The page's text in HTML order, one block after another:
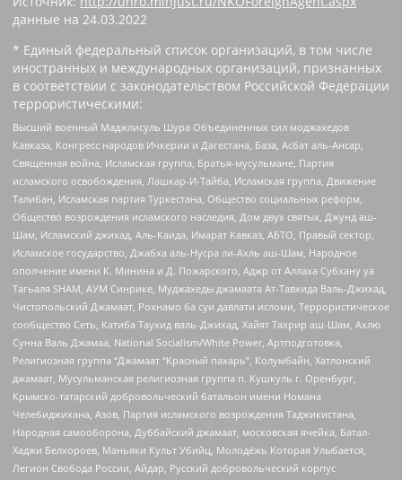
данные на 24.03.2022
* Единый федеральный список организаций, в том числе
иностранных и международных организаций, признанных
в соответствии с законодательством Российской Федерации
террористическими:
Высший военный Маджлисуль Шура Объединенных сил моджахедов
Кавказа, Конгресс народов Ичкерии и Дагестана, База, Асбат аль-Ансар,
Священная война, Исламская группа, Братья-мусульмане, Партия
исламского освобождения, Лашкар-И-Тайба, Исламская группа, Движение
Талибан, Исламская партия Туркестана, Общество социальных реформ,
Общество возрождения исламского наследия, Дом двух святых, Джунд аш-
Шам, Исламский джихад, Аль-Каида, Имарат Кавказ, АБТО, Правый сектор,
Исламское государство, Джабха аль-Нусра ли-Ахль аш-Шам, Народное
ополчение имени К. Минина и Д. Пожарского, Аджр от Аллаха Субхану уа
Тагьаля SHAM, АУМ Синрике, Муджахеды джамаата Ат-Тавхида Валь-Джихад,
Чистопольский Джамаат, Рохнамо ба суи давлати исломи, Террористическое
сообщество Сеть, Катиба Таухид валь-Джихад, Хайят Тахрир аш-Шам, Ахлю
Сунна Валь Джамаа, National Socialism/White Power, Артподготовка,
Религиозная группа “Джамаат “Красный пахарь”, Колумбайн, Хатлонский
джамаат, Мусульманская религиозная группа п. Кушкуль г. Оренбург,
Крымско-татарский добровольческий батальон имени Номана
Челебиджихана, Азов, Партия исламского возрождения Таджикистана,
Народная самооборона, Дуббайский джамаат, московская ячейка, Батал-
Хаджи Белхороев, Маньяки Культ Убийц, Молодёжь Которая Улыбается,
Легион Свобода России, Айдар, Русский добровольческий корпус